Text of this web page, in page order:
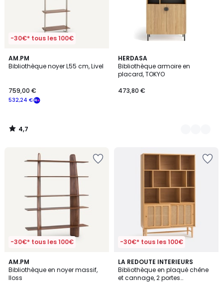
-30€* tous les 100€
AM.PM
Bibliothèque noyer L55 cm, Livel
532,24 €
759,00 €
4,7
/ 5
4,7
/
HERDASA
Bibliothèque armoire en
placard, TOKYO
473,80 €
9
Couleurs
-30€* tous les 100€
AM.PM
Bibliothèque en noyer massif,
Iloss
4,8
/ 5
-30€* tous les 100€
LA REDOUTE INTERIEURS
Bibliothèque en plaqué chêne
et cannage, 2 portes